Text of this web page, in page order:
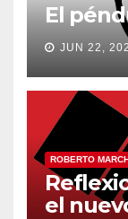
El
JUN 22,
ROBERTO
el